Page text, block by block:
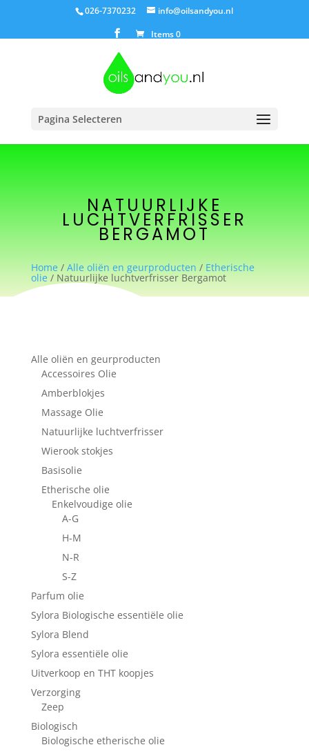
026-7370232
info@oilsandyou.nl
Items 0
Pagina Selecteren
NATUURLIJKE
LUCHTVERFRISSER
BERGAMOT
Home / Alle oliën en geurproducten / Etherische
olie/ Natuurlijke luchtverfrisser Bergamot
Alle oliën en geurproducten
Accessoires Olie
Amberblokjes
Massage Olie
Natuurlijke luchtverfrisser
Wierook stokjes
Basisolie
Etherische olie
Enkelvoudige olie
A-G
H-M
N-R
S-Z
Parfum olie
Sylora Biologische essentiële olie
Sylora Blend
Sylora essentiële olie
Uitverkoop en THT koopjes
Verzorging
Zeep
Biologisch
Biologische etherische olie